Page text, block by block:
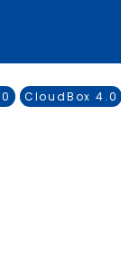
CloudBox 4.0